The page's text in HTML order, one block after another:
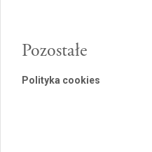
Pozostałe
Polityka cookies